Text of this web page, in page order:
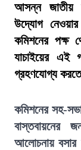
আসন্ন জাতীয়
উদ্যোগ
কমিশনের পক্ষ
যাচাইয়ের এই
গ্রহণযোগ্য
কমিশনের সহ-
বাস্তবায়নের
আলোচনায় বসার